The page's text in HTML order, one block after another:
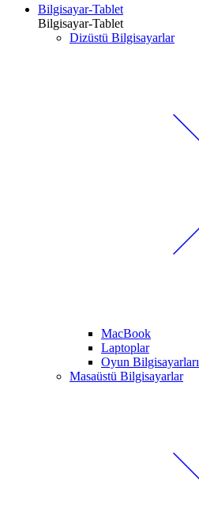
Bilgisayar-Tablet
Bilgisayar-Tablet
Dizüstü Bilgisayarlar
MacBook
Laptoplar
Oyun Bilgisayarları
Masaüstü Bilgisayarlar